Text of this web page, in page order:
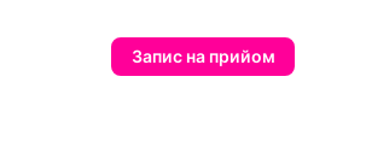
Запис на прийом